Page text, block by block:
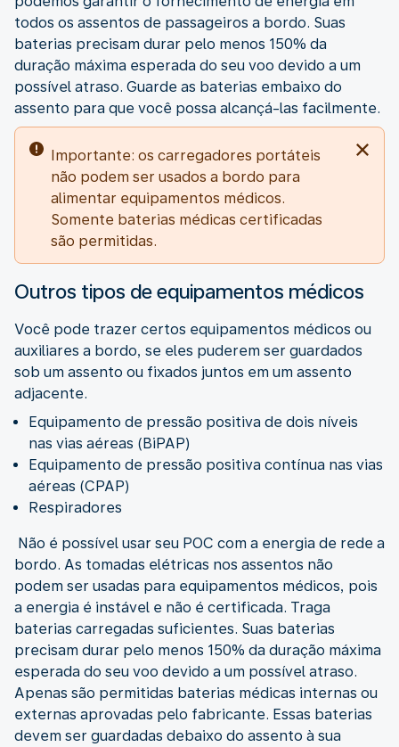
todos os assentos de passageiros a bordo. Suas
baterias precisam durar pelo menos 150% da
duração máxima esperada do seu voo devido a um
possível atraso. Guarde as baterias embaixo do
assento para que você possa alcançá-las facilmente.
Importante: os carregadores portáteis
não podem ser usados a bordo para
alimentar equipamentos médicos.
Somente baterias médicas certificadas
são permitidas.
Outros tipos de equipamentos médicos
Você pode trazer certos equipamentos médicos ou
auxiliares a bordo, se eles puderem ser guardados
sob um assento ou fixados juntos em um assento
adjacente.
Equipamento de pressão positiva de dois níveis
nas vias aéreas (BiPAP)
Equipamento de pressão positiva contínua nas vias
aéreas (CPAP)
Respiradores
Não é possível usar seu POC com a energia de rede a
bordo. As tomadas elétricas nos assentos não
podem ser usadas para equipamentos médicos, pois
a energia é instável e não é certificada. Traga
baterias carregadas suficientes. Suas baterias
precisam durar pelo menos 150% da duração máxima
esperada do seu voo devido a um possível atraso.
Apenas são permitidas baterias médicas internas ou
externas aprovadas pelo fabricante. Essas baterias
devem ser guardadas debaixo do assento à sua